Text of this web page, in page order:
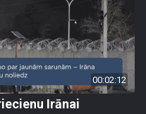
00:02:12
Irānai